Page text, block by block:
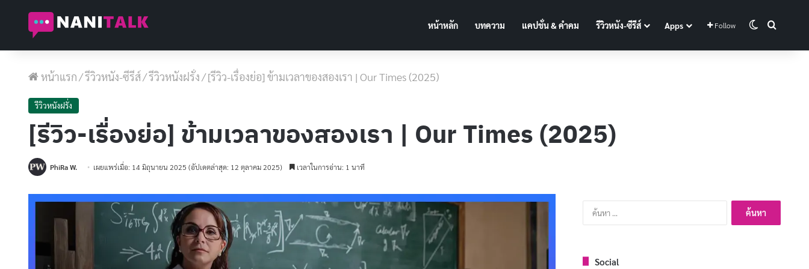
หน้าหลัก บทความ แคปชั่น & คำคม รีวิวหนัง-ซีรีส์ Apps Follow Switch skin
หน้าแรก/รีวิวหนัง-ซีรีส์/รีวิวหนังฝรั่ง/[รีวิว-เรื่องย่อ] ข้ามเวลาของสองเรา | Our Times (2025)
รีวิวหนังฝรั่ง
[รีวิว-เรื่องย่อ] ข้ามเวลาของสองเรา | Our Times (2025)
PhiRa W. เผยแพร่เมื่อ: 14 มิถุนายน 2025 (อัปเดตล่าสุด: 12 ตุลาคม 2025) เวลาในการอ่าน: 1 นาที
ค้นหา
สำหรับ:
Social